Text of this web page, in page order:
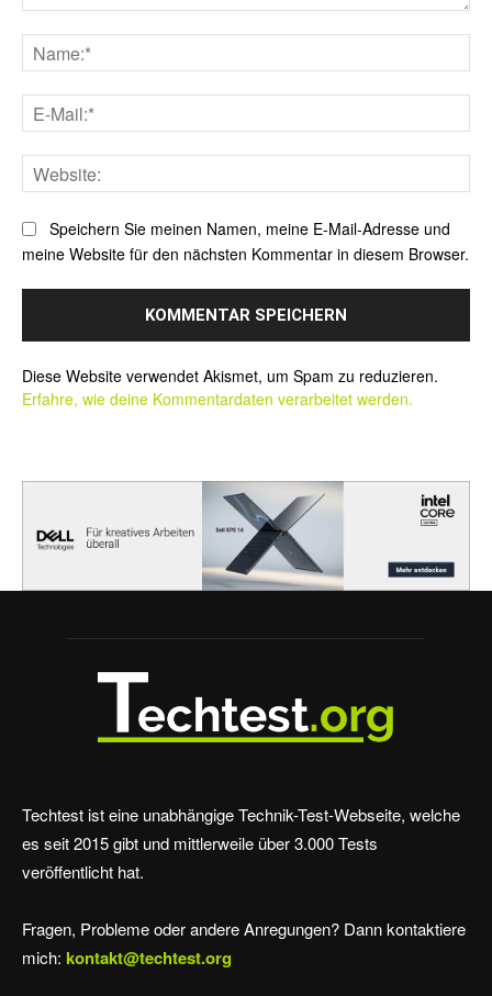
Speichern Sie meinen Namen, meine E-Mail-Adresse und
meine Website für den nächsten Kommentar in diesem Browser.
Diese Website verwendet Akismet, um Spam zu reduzieren.
Erfahre, wie deine Kommentardaten verarbeitet werden.
Techtest ist eine unabhängige Technik-Test-Webseite, welche
es seit 2015 gibt und mittlerweile über 3.000 Tests
veröffentlicht hat.
Fragen, Probleme oder andere Anregungen? Dann kontaktiere
mich: kontakt@techtest.org